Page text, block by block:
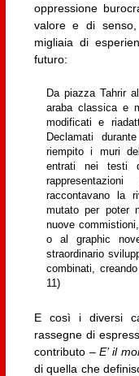
oppressione
valore e di
migliaia di
futuro:
Da piazza Tahrir
araba classica e
modificati e
Declamati
riempito i muri
entrati nei testi
raccontavano la
mutato per poter
nuove
o al graphic
straordinario
combinati,
11)
E così i diversi
rassegne di
contributo –E’ il
di quella che